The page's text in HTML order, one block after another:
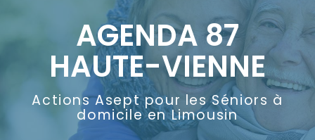
AGENDA 87
HAUTE-VIENNE
Actions Asept pour les Séniors à
domicile en Limousin